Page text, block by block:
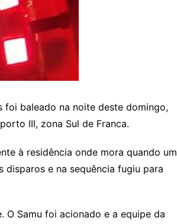
foi baleado na noite deste domingo,
III, zona Sul de Franca.
à residência onde mora quando um
disparos e na sequência fugiu para
Samu foi acionado e a equipe da